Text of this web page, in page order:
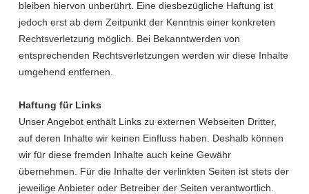
bleiben hiervon unberührt. Eine diesbezügliche Haftung ist
jedoch erst ab dem Zeitpunkt der Kenntnis einer konkreten
Rechtsverletzung möglich. Bei Bekanntwerden von
entsprechenden Rechtsverletzungen werden wir diese Inhalte
umgehend entfernen.
Haftung für Links
Unser Angebot enthält Links zu externen Webseiten Dritter,
auf deren Inhalte wir keinen Einfluss haben. Deshalb können
wir für diese fremden Inhalte auch keine Gewähr
übernehmen. Für die Inhalte der verlinkten Seiten ist stets der
jeweilige Anbieter oder Betreiber der Seiten verantwortlich.